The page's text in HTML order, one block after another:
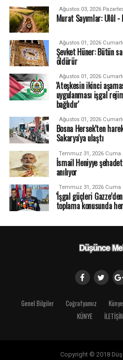
Ağustos 03, 2026
Murat Sayımlar: Ulûl -
Ağustos 01, 2026
Şevket Hüner: Bütün
öldürür
Ağustos 01, 2026
'Ateşkesin ikinci
uygulanması işgal
bağlıdır'
Ağustos 01, 2026
Bosna Hersek'ten
Sakarya'ya ulaştı
Temmuz 31, 2026 Cuma
İsmail Heniyye
anılıyor
Temmuz 31, 2026 Cuma
'İşgal güçleri
toplama konusunda
Genel Bilgiler Coğrafyamız Künye
KÜNYE
İLETİŞİM
Copyright © 2018